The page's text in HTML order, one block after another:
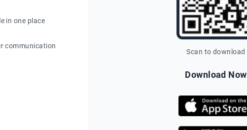
in one place
communication
Scan to download
Download Now